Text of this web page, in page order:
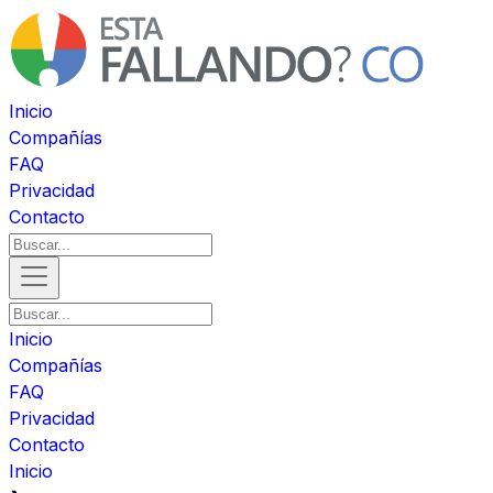
Inicio
Compañías
FAQ
Privacidad
Contacto
Inicio
Compañías
FAQ
Privacidad
Contacto
Inicio